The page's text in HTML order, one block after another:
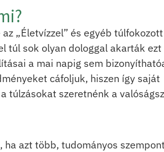
„Életvízzel” és egyéb túlfokozott
túl sok olyan dologgal akarták ezt
a mai napig sem
cáfoljuk, hiszen így saját
túlzásokat szeretnénk a
azt több, tudományos